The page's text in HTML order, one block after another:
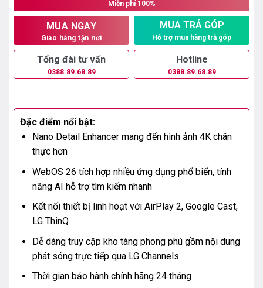
Miễn phí 100%
MUA NGAY
Giao hàng tận nơi
MUA TRẢ GÓP
Hỗ trợ mua hàng trả góp
Tổng đài tư vấn
0388.89.68.89
Hotline
0388.89.68.89
Đặc điểm nổi bật:
Nano Detail Enhancer mang đến hình ảnh 4K chân
thực hơn
WebOS 26 tích hợp nhiều ứng dụng phổ biến, tính
năng AI hỗ trợ tìm kiếm nhanh
Kết nối thiết bị linh hoạt với AirPlay 2, Google Cast,
LG ThinQ
Dễ dàng truy cập kho tàng phong phú gồm nội dung
phát sóng trực tiếp qua LG Channels
Thời gian bảo hành chính hãng 24 tháng